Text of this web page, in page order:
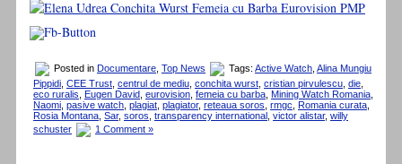
Posted in Documentare Top News Tags: Active Watch Alina Mungiu
Pippidi CEE Trust centrul de mediu conchita wurst cristian pirvulescu die
eco ruralis
Eugen David eurovision femeia cu barba Mining Watch Romania
Naomi pasive watch plagiat plagiator, reteaua soros rmgc Romania curata
Rosia Montana Sar, soros transparency international victor alistar, willy
schuster
1 Comment »